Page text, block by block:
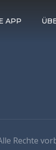
APP
Rechte